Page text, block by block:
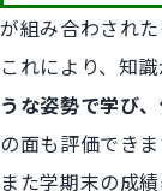
が組み合わされた
これにより、知
うな姿勢で学び
の面も評価できま
また学期末の成